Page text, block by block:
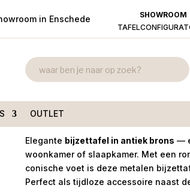
in Enschede SHOWROOM
OUTLET
Bijzettafel
35cm rond
€95,00
Elegante bijzettafel in antiek brons —
woonkamer of slaapkamer. Met een
conische voet is deze metalen
Perfect als tijdloze accessoire naast